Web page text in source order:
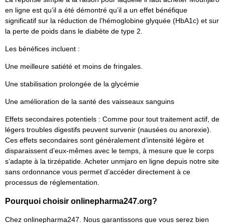
en ligne est qu’il a été démontré qu’il a un effet bénéfique
significatif sur la réduction de l’hémoglobine glyquée (HbA1c) et sur
la perte de poids dans le diabète de type 2.
Les bénéfices incluent :
Une meilleure satiété et moins de fringales.
Une stabilisation prolongée de la glycémie
Une amélioration de la santé des vaisseaux sanguins
Effets secondaires potentiels : Comme pour tout traitement actif, de
légers troubles digestifs peuvent survenir (nausées ou anorexie).
Ces effets secondaires sont généralement d’intensité légère et
disparaissent d’eux-mêmes avec le temps, à mesure que le corps
s’adapte à la tirzépatide. Acheter unmjaro en ligne depuis notre site
sans ordonnance vous permet d’accéder directement à ce
processus de réglementation.
Pourquoi choisir onlinepharma247.org?
Chez onlinepharma247. Nous garantissons que vous serez bien